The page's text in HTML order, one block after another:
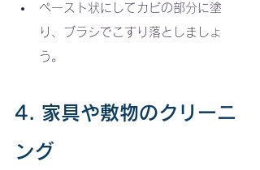
ペースト状にしてカビの部分に塗
り、ブラシでこすり落としましょ
う。
4. 家具や敷物のクリーニ
ング